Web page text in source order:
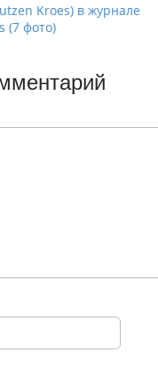
Kroes) в журнале
(7 фото)